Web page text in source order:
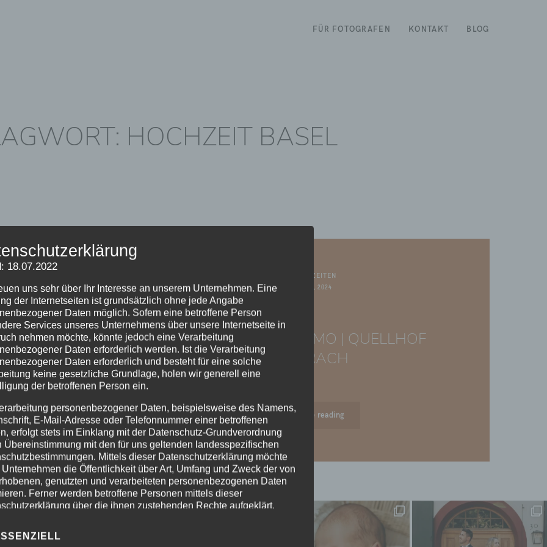
FÜR FOTOGRAFEN KONTAKT BLOG
HOCHZEIT BASEL
HOCHZEITEN
MAI 21, 2024
GERALDINE & TIMO | QUELLHOF
LÖRRACH
Continue reading
18.07.2022
uns sehr über Ihr Interesse an unserem Unternehmen. Eine
der Internetseiten ist grundsätzlich ohne jede Angabe
Daten möglich. Sofern eine betroffene Person
Services unseres Unternehmens über unsere Internetseite in
nehmen möchte, könnte jedoch eine Verarbeitung
Daten erforderlich werden. Ist die Verarbeitung
Daten erforderlich und besteht für eine solche
keine gesetzliche Grundlage, holen wir generell eine
der betroffenen Person ein.
personenbezogener Daten, beispielsweise des Namens,
E-Mail-Adresse oder Telefonnummer einer betroffenen
erfolgt stets im Einklang mit der Datenschutz-Grundverordnung
Übereinstimmung mit den für uns geltenden landesspezifischen
Mittels dieser Datenschutzerklärung möchte
Unternehmen die Öffentlichkeit über Art, Umfang und Zweck der von
genutzten und verarbeiteten personenbezogenen Daten
Ferner werden betroffene Personen mittels dieser
über die ihnen zustehenden Rechte aufgeklärt.
als für die Verarbeitung Verantwortlicher zahlreiche technische
Maßnahmen umgesetzt, um einen möglichst